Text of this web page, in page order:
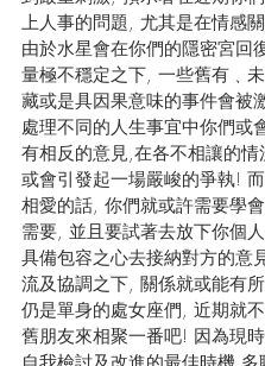
上人事的問題, 尤其是在情感
由於水星會在你們的隱密宮回
量極不穩定之下, 一些舊有﹑
藏或是具因果意味的事件會被
處理不同的人生事宜中你們或
有相反的意見,在各不相讓的
或會引發起一場嚴峻的爭執!
相愛的話, 你們就或許需要學
需要, 並且要試著去放下你個
具備包容之心去接納對方的意
流及協調之下, 關係就或能有
仍是單身的處女座們, 近期就
舊朋友來相聚一番吧! 因為現